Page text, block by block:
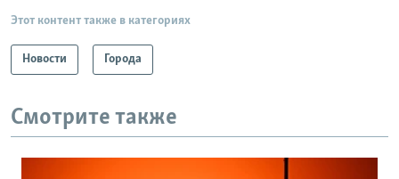
Этот контент также в категориях
Новости Города
Смотрите также